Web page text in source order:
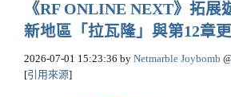
《RF ONLINE NEXT》拓展
新地區「拉瓦隆」與第12章
2026-07-01 15:23:36 by Netmarble Joybomb
[引用來源]